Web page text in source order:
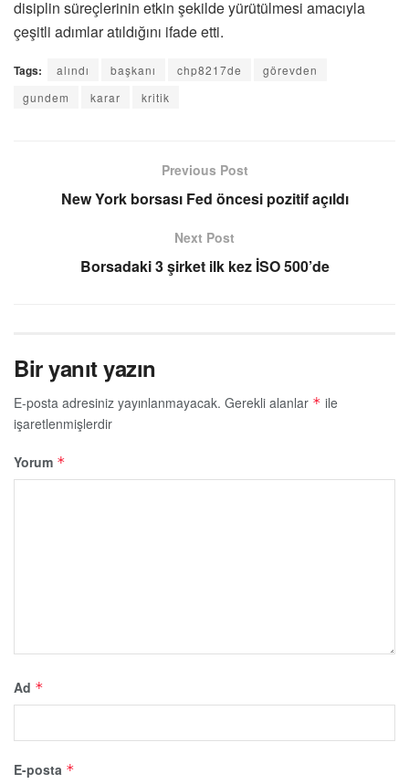
disiplin süreçlerinin etkin şekilde yürütülmesi amacıyla
çeşitli adımlar atıldığını ifade etti.
Tags: alındı başkanı chp8217de
görevden
gundem
karar kritik
Previous Post
New York borsası Fed öncesi pozitif açıldı
Next Post
Borsadaki 3 şirket ilk kez İSO 500’de
Bir yanıt yazın
E-posta adresiniz yayınlanmayacak. Gerekli alanlar * ile
işaretlenmişlerdir
Yorum *
Ad *
E-posta *